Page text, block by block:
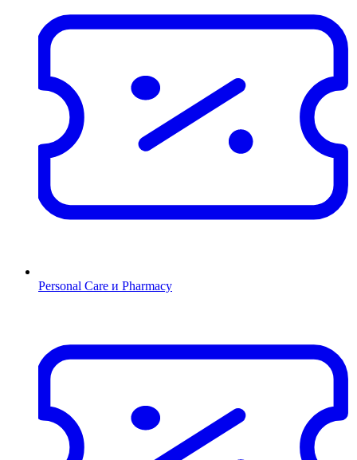
Personal Care и Pharmacy